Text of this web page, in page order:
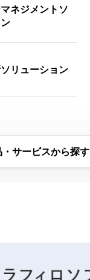
ネジメントソ
リューション
サービスから探す